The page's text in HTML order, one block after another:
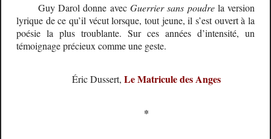
Guy Darol donne avec Guerrier sans poudre la version
lyrique de ce qu’il vécut lorsque, tout jeune, il s’est ouvert à la
poésie la plus troublante. Sur ces années d’intensité, un
témoignage précieux comme une geste.
Éric Dussert, Le Matricule des Anges
*